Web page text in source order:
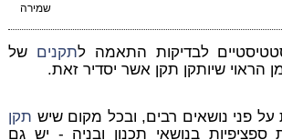
שמירה
לבדיקות התאמה לתקנים של
הראוי שיותקן תקן אשר יסדיר זאת.
פני נושאים רבים, ובכל מקום שיש תקן
ספציפיות בנושאי תכנון ובניה - יש גם